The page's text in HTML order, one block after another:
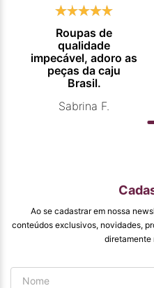
Roupas de
qualidade
impecável, adoro as
peças da caju
Brasil.
Sabrina F.
Ao se cadastrar em nossa
conteúdos exclusivos, novidades,
diretamente